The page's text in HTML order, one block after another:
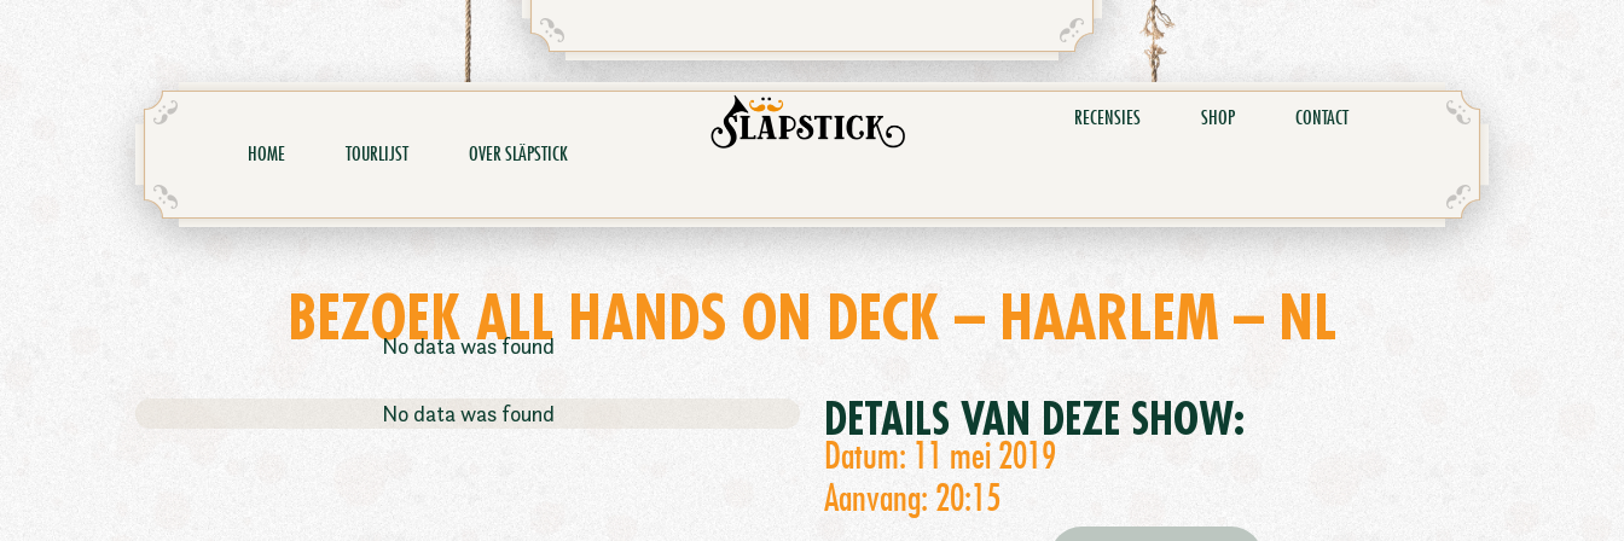
HOME TOURLIJST OVER SLÄPSTICK
RECENSIES SHOP CONTACT
BEZOEK ALL HANDS ON DECK – HAARLEM – NL
DETAILS VAN DEZE SHOW:
Datum: 11 mei 2019
Aanvang: 20:15
No data was found
No data was found